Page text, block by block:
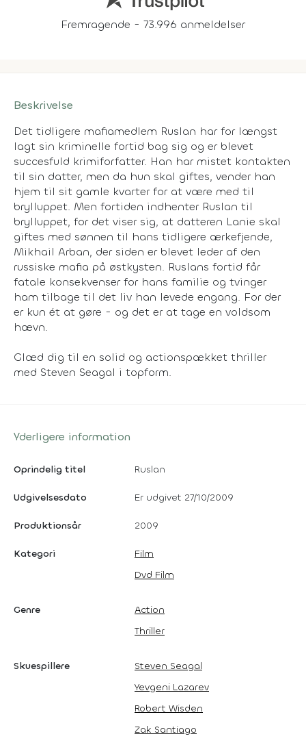
Fremragende - 73.996 anmeldelser
Beskrivelse
Det tidligere mafiamedlem Ruslan har for længst
lagt sin kriminelle fortid bag sig og er blevet
succesfuld krimiforfatter. Han har mistet kontakten
til sin datter, men da hun skal giftes, vender han
hjem til sit gamle kvarter for at være med til
brylluppet. Men fortiden indhenter Ruslan til
brylluppet, for det viser sig, at datteren Lanie skal
giftes med sønnen til hans tidligere ærkefjende,
Mikhail Arban, der siden er blevet leder af den
russiske mafia på østkysten. Ruslans fortid får
fatale konsekvenser for hans familie og tvinger
ham tilbage til det liv han levede engang. For der
er kun ét at gøre - og det er at tage en voldsom
hævn.
Glæd dig til en solid og actionspækket thriller
med Steven Seagal i topform.
Yderligere information
Oprindelig titel Ruslan
Udgivelsesdato Er udgivet 27/10/2009
Produktionsår 2009
Kategori
Film
Dvd Film
Genre
Action
Thriller
Skuespillere
Steven Seagal
Yevgeni Lazarev
Robert Wisden
Zak Santiago